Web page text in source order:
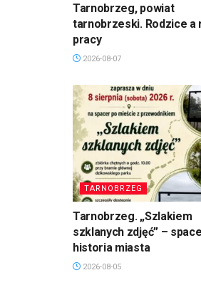
Tarnobrzeg, powiat
tarnobrzeski. Rodzice a
pracy
2026-08-07
TARNOBRZEG
Tarnobrzeg. „Szlakiem
szklanych zdjęć” –
historia miasta
2026-08-05